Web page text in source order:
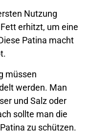
Nutzung
erhitzt, um eine
Patina macht
müssen
werden. Man
und Salz oder
sollte man die
zu schützen.